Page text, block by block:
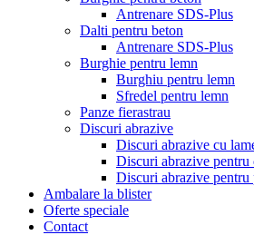
Antrenare SDS-Plus
Dalti pentru beton
Antrenare SDS-Plus
Burghie pentru lemn
Burghiu pentru lemn
Sfredel pentru lemn
Panze fierastrau
Discuri abrazive
Discuri abrazive cu
Discuri abrazive pentru
Discuri abrazive pentru
Ambalare la blister
Oferte speciale
Contact